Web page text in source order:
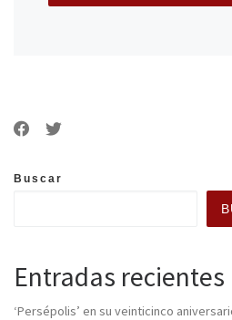
Buscar
Entradas recientes
‘Persépolis’ en su veinticinco